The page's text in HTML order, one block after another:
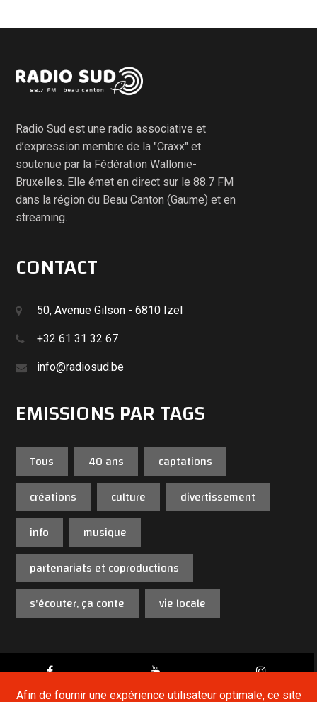
Afin de fournir une expérience utilisateur optimale, ce site
Radio Sud est une radio associative et
d’expression membre de la "Craxx" et
soutenue par la Fédération Wallonie-
Bruxelles. Elle émet en direct sur le 88.7 FM
dans la région du Beau Canton (Gaume) et en
streaming.
CONTACT
50, Avenue Gilson - 6810 Izel
+32 61 31 32 67
info@radiosud.be
EMISSIONS PAR TAGS
Tous 40 ans
captations
créations
culture
divertissement
info
musique
partenariats et coproductions
s'écouter, ça conte
vie locale